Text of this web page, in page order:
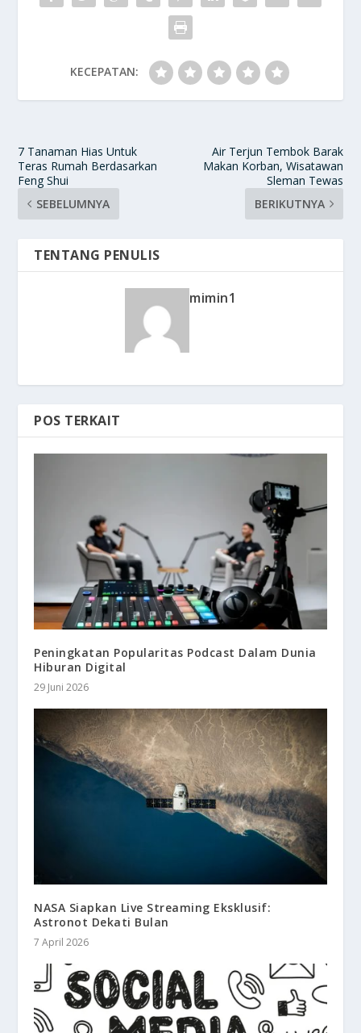
KECEPATAN:
7 Tanaman Hias Untuk
Teras Rumah Berdasarkan
Feng Shui
SEBELUMNYA
Air Terjun Tembok Barak
Makan Korban, Wisatawan
Sleman Tewas
BERIKUTNYA
TENTANG PENULIS
mimin1
POS TERKAIT
Peningkatan Popularitas Podcast Dalam Dunia
Hiburan Digital
29 Juni 2026
NASA Siapkan Live Streaming Eksklusif:
Astronot Dekati Bulan
7 April 2026